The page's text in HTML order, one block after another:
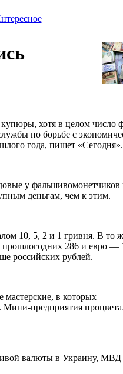
хотя в целом число
по борьбе с
года, пишет «Сегодня».
у фальшивомонетчиков
деньгам, чем к этим.
10, 5, 2 и 1 гривня. В то
прошлогодних 286 и евро —
российских рублей.
мастерские, в которых
Мини-предприятия
валюты в Украину, МВД